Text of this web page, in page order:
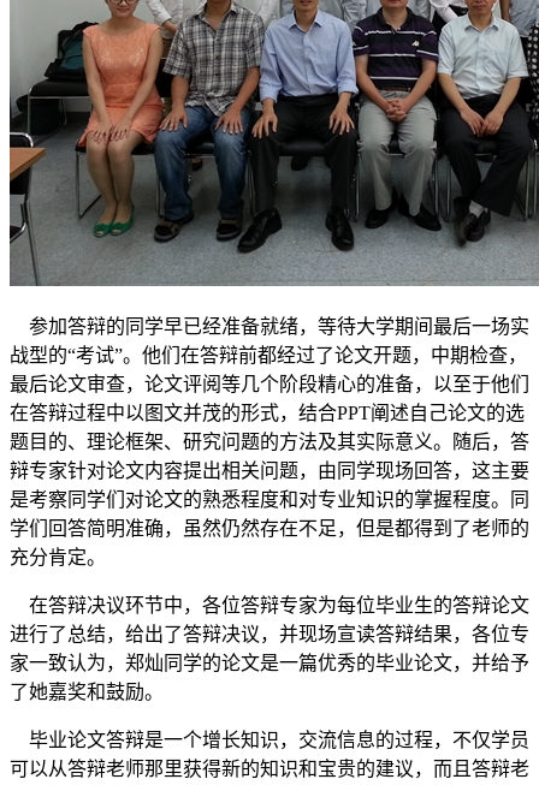
参加答辩的同学早已经准备就绪，等待大学期间最后一场实
战型的“考试”。他们在答辩前都经过了论文开题，中期检查，
最后论文审查，论文评阅等几个阶段精心的准备，以至于他们
在答辩过程中以图文并茂的形式，结合PPT阐述自己论文的选
题目的、理论框架、研究问题的方法及其实际意义。随后，答
辩专家针对论文内容提出相关问题，由同学现场回答，这主要
是考察同学们对论文的熟悉程度和对专业知识的掌握程度。同
学们回答简明准确，虽然仍然存在不足，但是都得到了老师的
充分肯定。
在答辩决议环节中，各位答辩专家为每位毕业生的答辩论文
进行了总结，给出了答辩决议，并现场宣读答辩结果，各位专
家一致认为，郑灿同学的论文是一篇优秀的毕业论文，并给予
了她嘉奖和鼓励。
毕业论文答辩是一个增长知识，交流信息的过程，不仅学员
可以从答辩老师那里获得新的知识和宝贵的建议，而且答辩老